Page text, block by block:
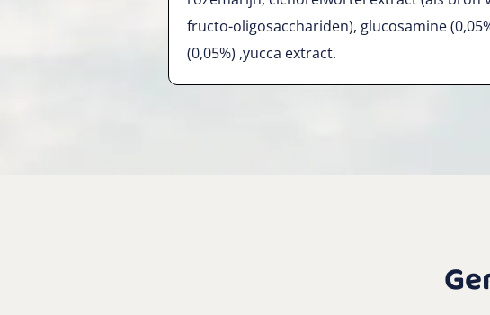
fructo-oligosacchariden), glucosamine
(0,05%) ,yucca extract.